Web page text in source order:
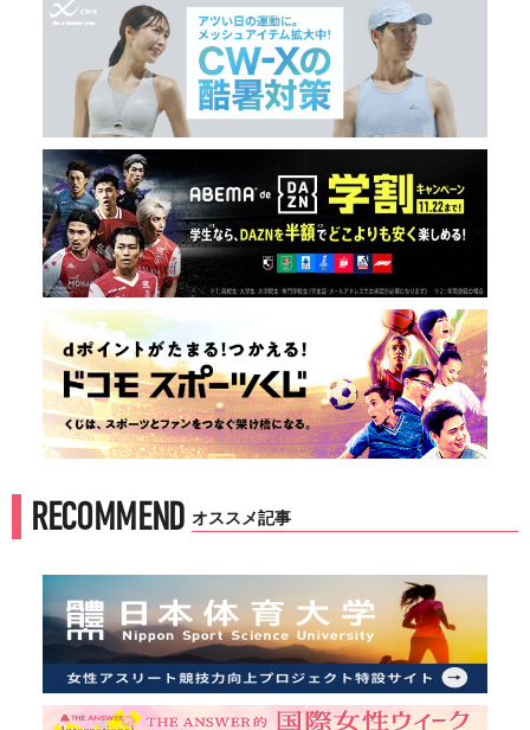
RECOMMEND オススメ記事